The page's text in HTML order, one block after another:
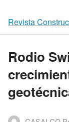
Revista
Rodio